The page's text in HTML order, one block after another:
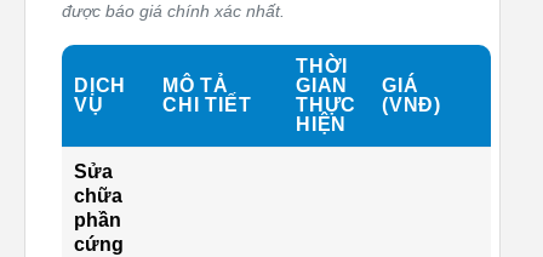
được báo giá chính xác nhất.
DỊCH
VỤ
MÔ TẢ
CHI TIẾT
THỜI
GIAN
THỰC
HIỆN
GIÁ
(VNĐ)
Sửa
chữa
phần
cứng